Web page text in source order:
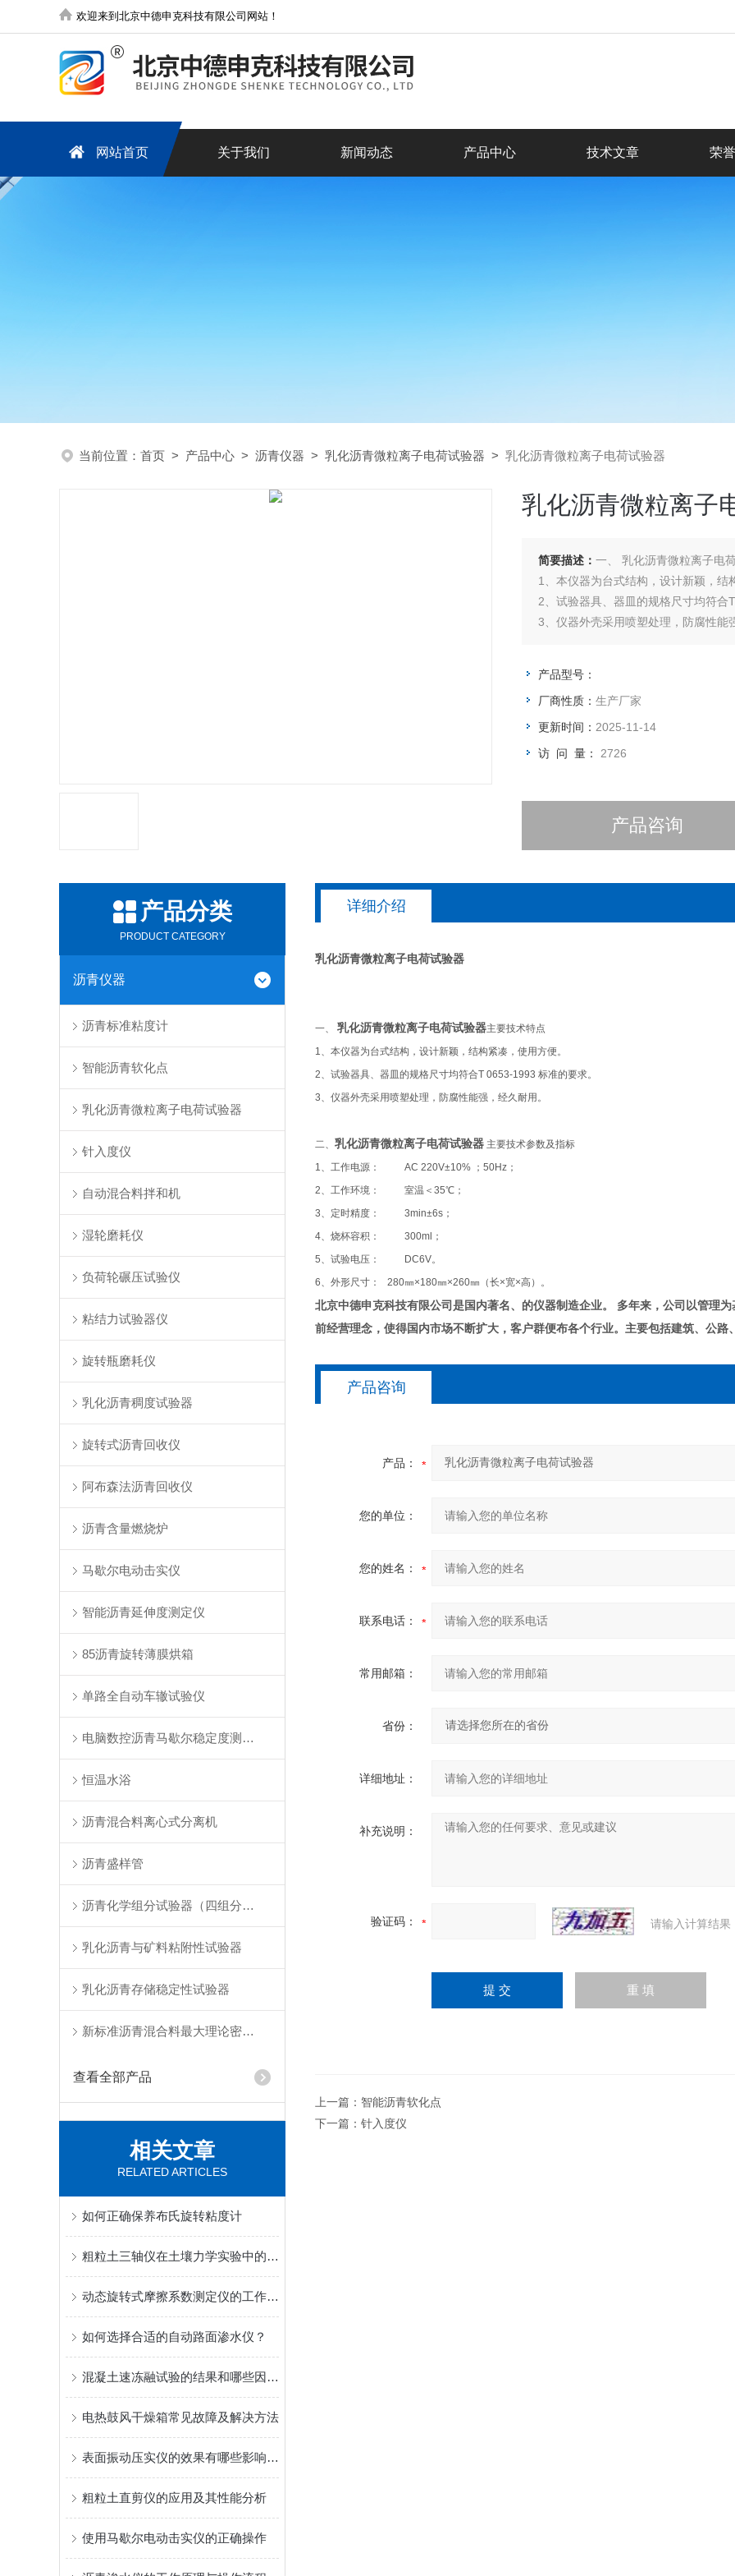
欢迎来到北京中德申克科技有限公司网站！
网站首页 关于我们 新闻动态 产品中心 技术文章 荣
当前位置： 首页 > 产品中心 > 沥青仪器 > 乳化沥青微粒离子电荷试验器 > 乳化沥青微粒离子电荷试验器
乳化沥青微粒离子
简要描述： 一、 乳化沥青微粒离子电
1、本仪器为台式结构，设计新颖，
2、试验器具、器皿的规格尺寸均符
3、仪器外壳采用喷塑处理，防腐性能
产品型号：
厂商性质： 生产厂家
更新时间： 2025-11-14
访 问 量： 2726
产品咨询
产品分类
PRODUCT CATEGORY
沥青仪器
沥青标准粘度计
智能沥青软化点
乳化沥青微粒离子电荷试验器
针入度仪
自动混合料拌和机
湿轮磨耗仪
负荷轮碾压试验仪
粘结力试验器仪
旋转瓶磨耗仪
乳化沥青稠度试验器
旋转式沥青回收仪
阿布森法沥青回收仪
沥青含量燃烧炉
马歇尔电动击实仪
智能沥青延伸度测定仪
85沥青旋转薄膜烘箱
单路全自动车辙试验仪
电脑数控沥青马歇尔稳定度测定仪
恒温水浴
沥青混合料离心式分离机
沥青盛样管
沥青化学组分试验器（四组分法）
乳化沥青与矿料粘附性试验器
乳化沥青存储稳定性试验器
新标准沥青混合料最大理论密度仪
查看全部产品
相关文章
RELATED ARTICLES
如何正确保养布氏旋转粘度计
粗粒土三轴仪在土壤力学实验中的应用
动态旋转式摩擦系数测定仪的工作原理
如何选择合适的自动路面渗水仪？
混凝土速冻融试验的结果和哪些因素相关
电热鼓风干燥箱常见故障及解决方法
表面振动压实仪的效果有哪些影响因素
粗粒土直剪仪的应用及其性能分析
使用马歇尔电动击实仪的正确操作
详细介绍
乳化沥青微粒离子电荷试验器
一、 乳化沥青微粒离子电荷试验器主要技术特点
1、本仪器为台式结构，设计新颖，结构紧凑，使用方便。
2、试验器具、器皿的规格尺寸均符合T 0653-1993 标准的要求。
3、仪器外壳采用喷塑处理，防腐性能强，经久耐用。
二、 乳化沥青微粒离子电荷试验器 主要技术参数及指标
1、工作电源： AC 220V±10% ；50Hz；
2、工作环境： 室温＜35℃；
3、定时精度： 3min±6s；
4、烧杯容积： 300ml；
5、试验电压： DC6V。
6、外形尺寸： 280㎜×180㎜×260㎜（长×宽×高）。
北京中德申克科技有限公司是国内著名、的仪器制造企业。
多年来，公司以管理
前经营理念，使得国内市场不断扩大，客户群便布各个行业。主要包括建筑、公
产品咨询
产品：
您的单位：
您的姓名：
联系电话：
常用邮箱：
省份：
详细地址：
补充说明：
验证码： 请输入计算结果
上一篇： 智能沥青软化点
下一篇： 针入度仪